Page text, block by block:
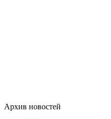
Архив новостей